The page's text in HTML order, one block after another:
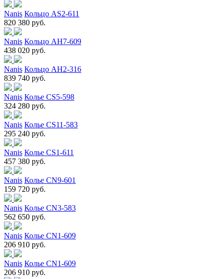
Nanis Кольцо AS2-611
820 380 руб.
Nanis Кольцо AH7-609
438 020 руб.
Nanis Кольцо AH2-316
839 740 руб.
Nanis Колье CS5-598
324 280 руб.
Nanis Колье CS11-583
295 240 руб.
Nanis Колье CS1-611
457 380 руб.
Nanis Колье CN9-601
159 720 руб.
Nanis Колье CN3-583
562 650 руб.
Nanis Колье CN1-609
206 910 руб.
Nanis Колье CN1-609
206 910 руб.